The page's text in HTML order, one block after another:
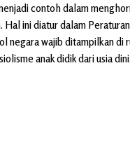
contoh dalam
Hal ini diatur dalam
negara wajib ditampilkan di
anak didik dari usia dini.